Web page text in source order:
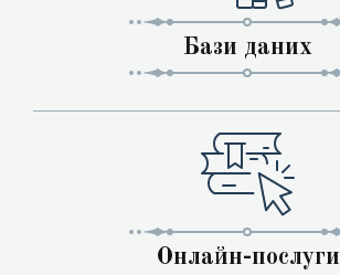
Бази даних
Онлайн-послуги